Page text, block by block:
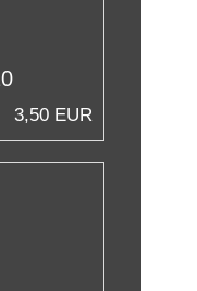
3,50 EUR